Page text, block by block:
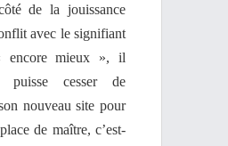
de la jouissance
avec le signifiant
encore mieux », il
puisse cesser de
nouveau site pour
de maître, c’est-